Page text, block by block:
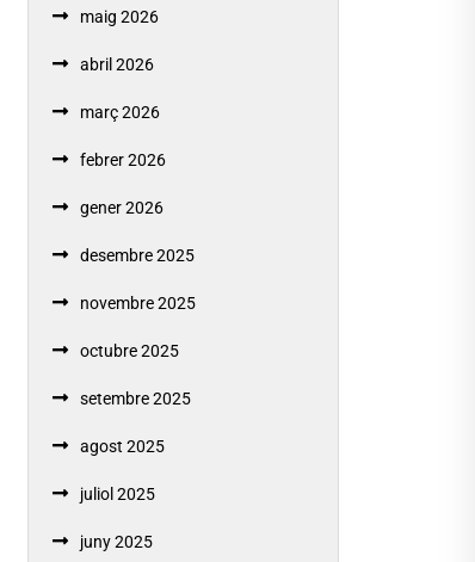
maig 2026
abril 2026
març 2026
febrer 2026
gener 2026
desembre 2025
novembre 2025
octubre 2025
setembre 2025
agost 2025
juliol 2025
juny 2025